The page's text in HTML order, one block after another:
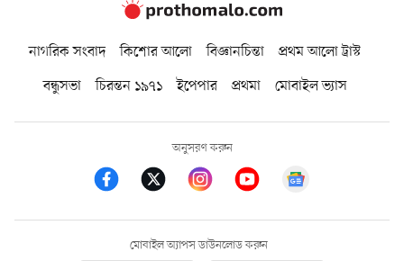
নাগরিক সংবাদ কিশোর আলো বিজ্ঞানচিন্তা
প্রথম আলো ট্রাস্ট
বন্ধুসভা
চিরন্তন ১৯৭১ ইপেপার প্রথমা মোবাইল ভ্যাস
অনুসরণ করুন
মোবাইল অ্যাপস ডাউনলোড করুন